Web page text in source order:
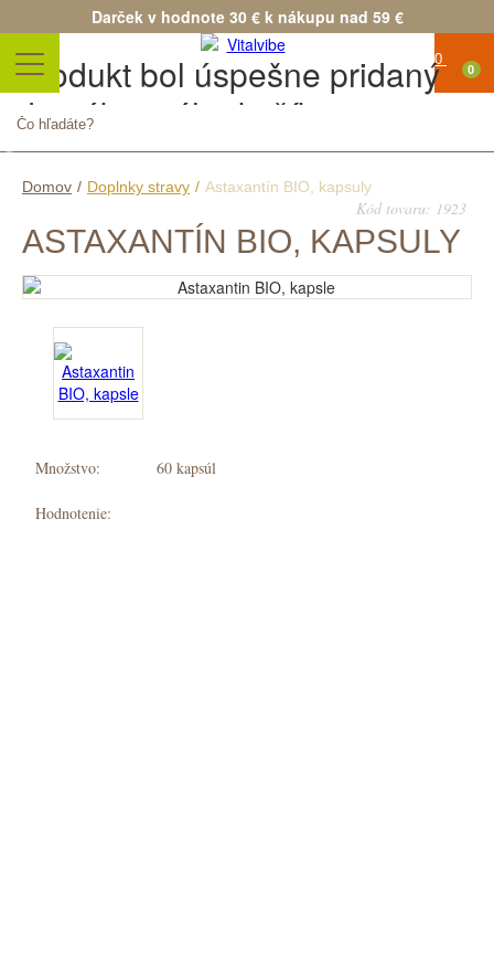
Darček v hodnote 30 € k nákupu nad 59 €
0
Produkt bol úspešne pridaný
do nákupného košíka
Pokračovať v nákupePokračovať v objednávke
Domov / Doplnky stravy / Astaxantín BIO, kapsuly
Kód tovaru: 1923
ASTAXANTÍN BIO, KAPSULY
Množstvo: 60 kapsúl
Hodnotenie: